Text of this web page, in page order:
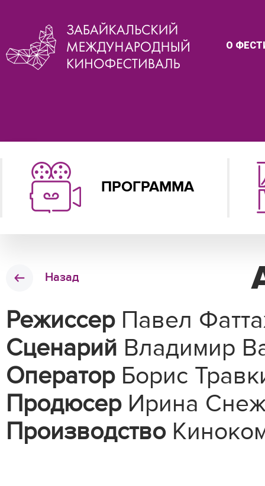
О
ПРОГРАММА
Назад
РежиссерПавел
Сценарий Владимир
ОператорБорис
ПродюсерИрина
Производство